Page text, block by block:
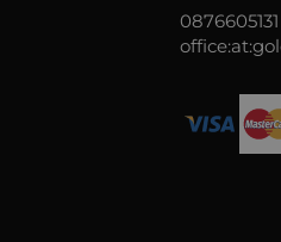
0876605131